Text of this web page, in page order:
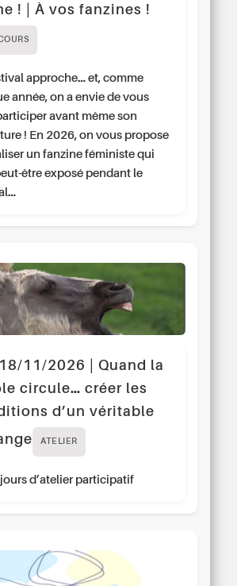
! | À vos fanzines !
approche… et, comme
année, on a envie de vous
avant même son
! En 2026, on vous propose
un fanzine féministe qui
être exposé pendant le
11/2026 | Quand la
circule… créer les
d’un véritable
ATELIER
d’atelier participatif